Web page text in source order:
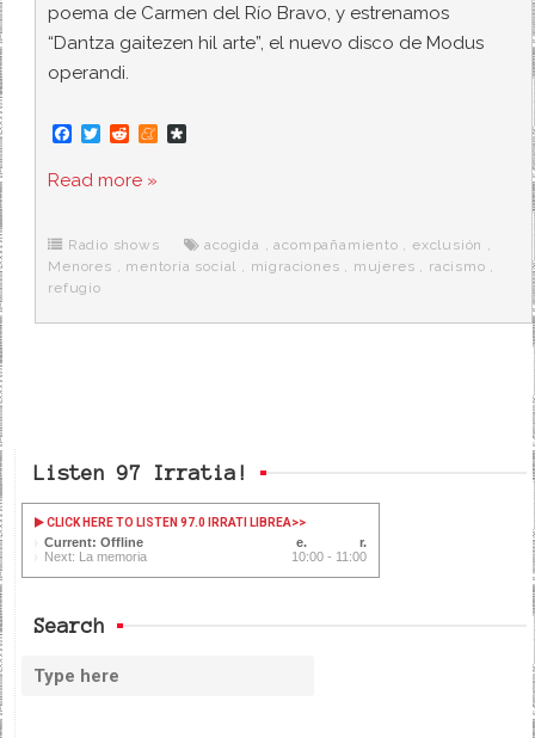
poema de Carmen del Río Bravo, y estrenamos
“Dantza gaitezen hil arte”, el nuevo disco de Modus
operandi.
F
e
o
k
T
t
r
R
d
M
e
r
a
Read more »
Radio shows acogida ,acompañamiento , exclusión ,
Menores , mentoría social , migraciones , mujeres , racismo ,
refugio
Listen 97 Irratia!
CLICK HERE TO LISTEN 97.0 IRRATI LIBREA>>
Current: Offline
Next: La memoria
10:00 - 11:00
Search